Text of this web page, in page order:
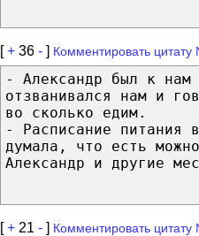
[+ 36 - ] Комментировать
- Александр был к нам
отзванивался нам и
во сколько едим.
- Расписание питания
думала, что есть
Александр и другие
[+ 21 - ] Комментировать